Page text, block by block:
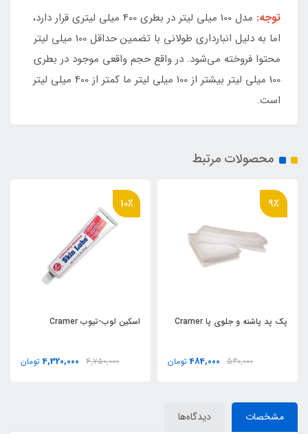
توجه:
مدل 100 میلی لیتر در بطری 400 میلی لیتری قرار دارد،
اما به دلیل انبارداری طولانی با تضمین حداقل 100 میلی لیتر
محتوا فروخته می‌شود. در واقع حجم واقعی موجود در بطری
100 میلی لیتر بیشتر از 100 میلی لیتر ما کمتر از 400 میلی لیتر
است.
محصولات مرتبط
پک پد پاشنه و جلوي پا Cramer
530,000
9٪
484,000 تومان
اسكين لوب-تيوب Cramer
4,750,000
10٪
4,320,000 تومان
مشخصات دیدگاه‌ها